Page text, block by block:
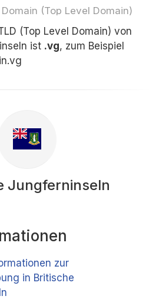
(Top Level Domain)
(Top Level Domain) von
ist .vg, zum Beispiel
Jungferninseln
zur
in Britische